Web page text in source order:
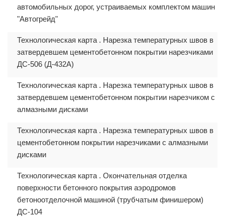
автомобильных дорог, устраиваемых комплектом машин
"Автогрейд"
Технологическая карта . Нарезка температурных швов в
затвердевшем цементобетонном покрытии нарезчиками
ДС-506 (Д-432А)
Технологическая карта . Нарезка температурных швов в
затвердевшем цементобетонном покрытии нарезчиком с
алмазными дисками
Технологическая карта . Нарезка температурных швов в
цементобетонном покрытии нарезчиками с алмазными
дисками
Технологическая карта . Окончательная отделка
поверхности бетонного покрытия аэродромов
бетоноотделочной машиной (трубчатым финишером)
ДС-104